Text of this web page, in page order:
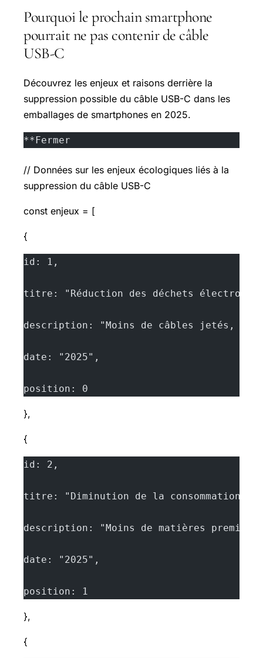
Pourquoi le prochain smartphone
pourrait ne pas contenir de câble
USB-C
Découvrez les enjeux et raisons derrière la
suppression possible du câble USB-C dans les
emballages de smartphones en 2025.
**Fermer
// Données sur les enjeux écologiques liés à la
suppression du câble USB-C
const enjeux = [
{
id: 1,
titre: "Réduction des déchets
description: "Moins de câbles jetés,
date: "2025",
position: 0
},
{
id: 2,
titre: "Diminution de la consommation de
description: "Moins de matières
date: "2025",
position: 1
},
{